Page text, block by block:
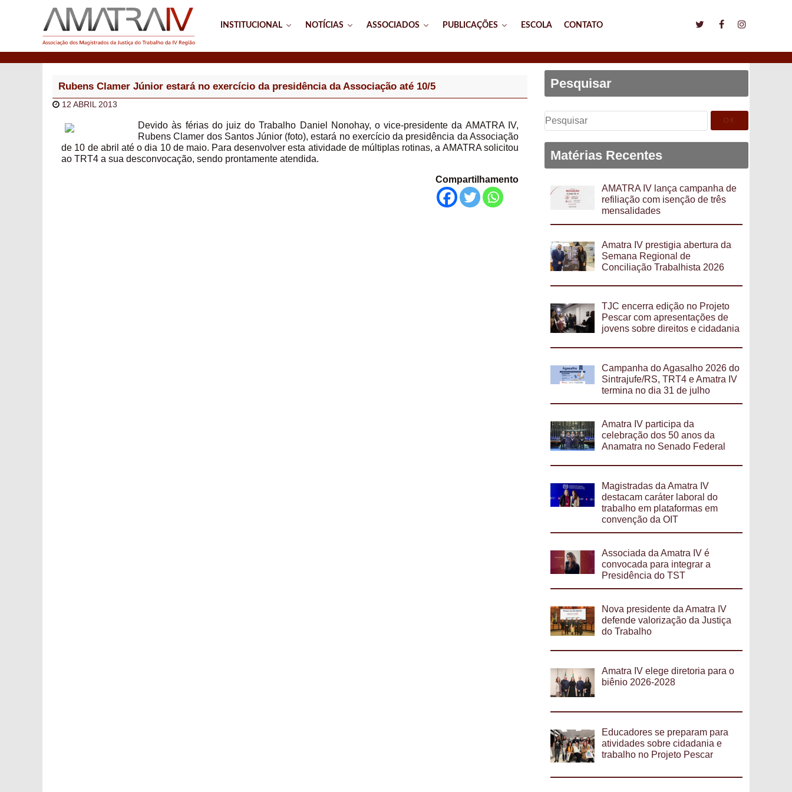
INSTITUCIONAL NOTÍCIAS ASSOCIADOS PUBLICAÇÕES ESCOLA CONTATO
Rubens Clamer Júnior estará no exercício da presidência da Associação até 10/5
12 ABRIL 2013
Devido às férias do juiz do Trabalho Daniel Nonohay, o vice-presidente da AMATRA IV,
Rubens Clamer dos Santos Júnior (foto), estará no exercício da presidência da Associação
de 10 de abril até o dia 10 de maio. Para desenvolver esta atividade de múltiplas rotinas, a AMATRA solicitou
ao TRT4 a sua desconvocação, sendo prontamente atendida.
Compartilhamento
Pesquisar
Pesquisar
por:
Matérias Recentes
AMATRA IV lança campanha de
refiliação com isenção de três
mensalidades
Amatra IV prestigia abertura da
Semana Regional de
Conciliação Trabalhista 2026
TJC encerra edição no Projeto
Pescar com apresentações de
jovens sobre direitos e cidadania
Campanha do Agasalho 2026 do
Sintrajufe/RS, TRT4 e Amatra IV
termina no dia 31 de julho
Amatra IV participa da
celebração dos 50 anos da
Anamatra no Senado Federal
Magistradas da Amatra IV
destacam caráter laboral do
trabalho em plataformas em
convenção da OIT
Associada da Amatra IV é
convocada para integrar a
Presidência do TST
Nova presidente da Amatra IV
defende valorização da Justiça
do Trabalho
Amatra IV elege diretoria para o
biênio 2026-2028
Educadores se preparam para
atividades sobre cidadania e
trabalho no Projeto Pescar